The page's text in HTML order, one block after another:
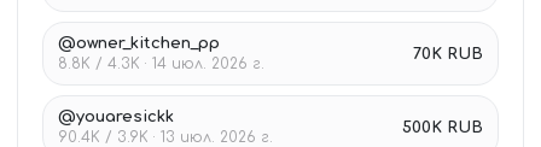
@owner_kitchen_pp
8.8K / 4.3K · 14 июл. 2026 г.
70K RUB
@youaresickk
90.4K / 3.9K · 13 июл. 2026 г.
500K RUB